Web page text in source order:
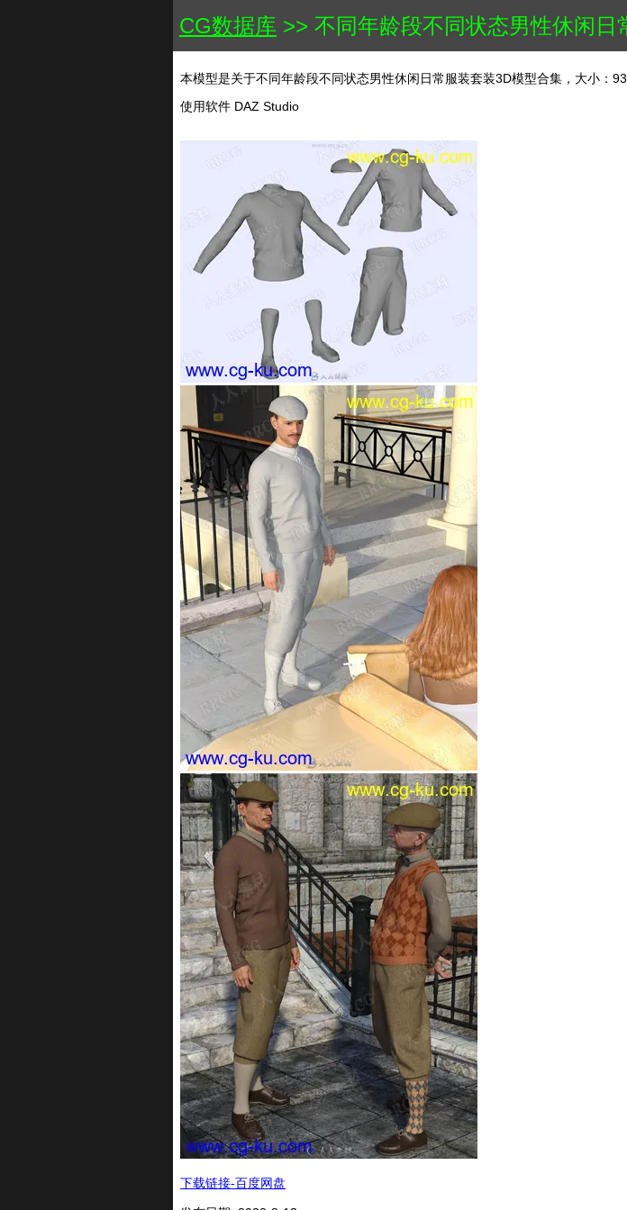
CG数据库 >> 不同年龄段不同状态男性休闲日
本模型是关于不同年龄段不同状态男性休闲日常服装套装3D模型合集，大小：
使用软件 DAZ Studio
下载链接-百度网盘